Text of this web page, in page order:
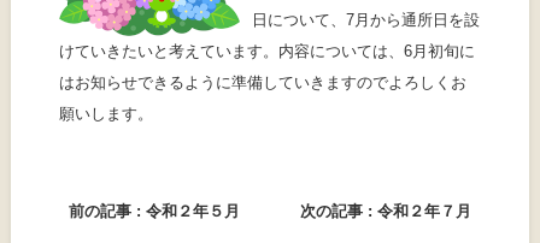
日 について、7月 から通所日 を設
けていきたいと 考えています。 内容については、6月 初旬に
はお知 らせできるように準備していきますのでよろしくお
願いします。
前の記事 :令和 ２年 ５ 月 次の記事 : 令和 ２年７ 月